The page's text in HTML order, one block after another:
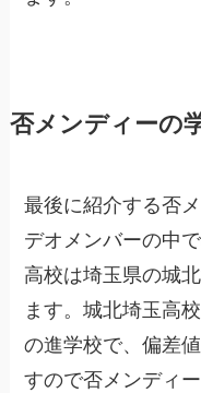
否メンディーの
最後に紹介する否
デオメンバーの中
高校は埼玉県の城
ます。城北埼玉高
の進学校で、偏差
すので否メンディ